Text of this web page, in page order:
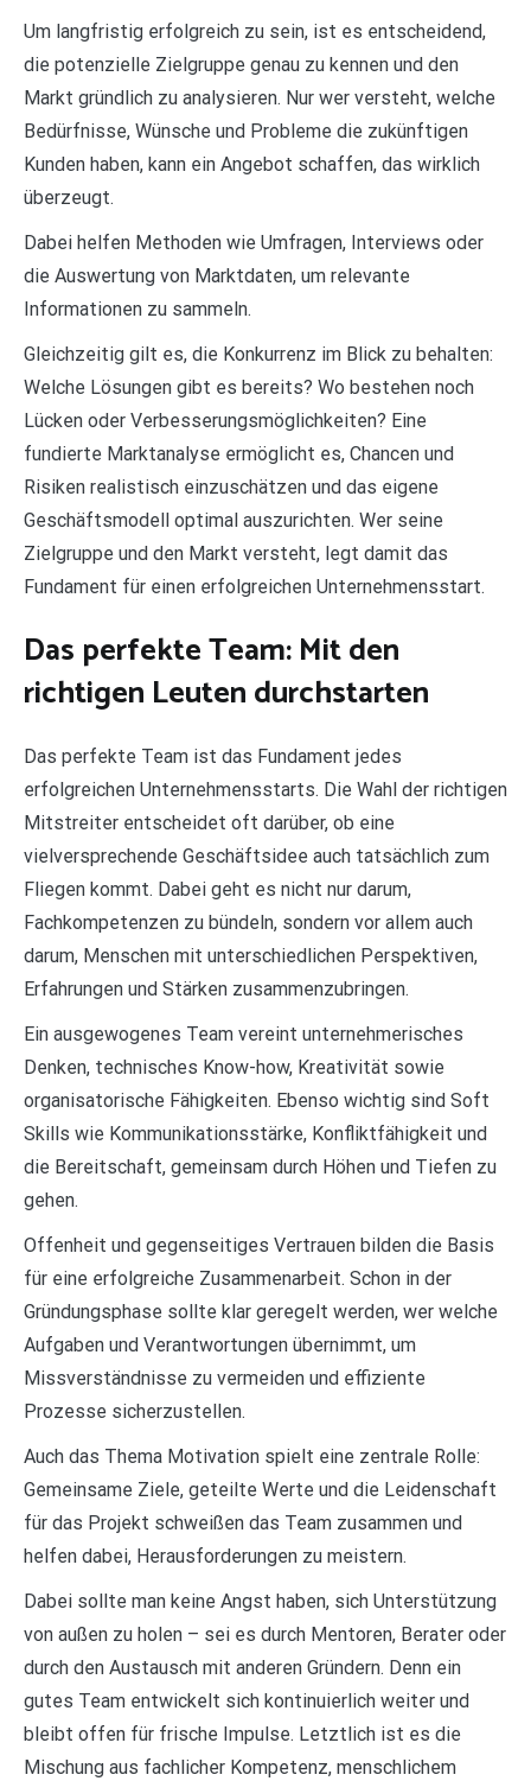
Um langfristig erfolgreich zu sein, ist es entscheidend,
die potenzielle Zielgruppe genau zu kennen und den
Markt gründlich zu analysieren. Nur wer versteht, welche
Bedürfnisse, Wünsche und Probleme die zukünftigen
Kunden haben, kann ein Angebot schaffen, das wirklich
überzeugt.
Dabei helfen Methoden wie Umfragen, Interviews oder
die Auswertung von Marktdaten, um relevante
Informationen zu sammeln.
Gleichzeitig gilt es, die Konkurrenz im Blick zu behalten:
Welche Lösungen gibt es bereits? Wo bestehen noch
Lücken oder Verbesserungsmöglichkeiten? Eine
fundierte Marktanalyse ermöglicht es, Chancen und
Risiken realistisch einzuschätzen und das eigene
Geschäftsmodell optimal auszurichten. Wer seine
Zielgruppe und den Markt versteht, legt damit das
Fundament für einen erfolgreichen Unternehmensstart.
Das perfekte Team: Mit den
richtigen Leuten durchstarten
Das perfekte Team ist das Fundament jedes
erfolgreichen Unternehmensstarts. Die Wahl der richtigen
Mitstreiter entscheidet oft darüber, ob eine
vielversprechende Geschäftsidee auch tatsächlich zum
Fliegen kommt. Dabei geht es nicht nur darum,
Fachkompetenzen zu bündeln, sondern vor allem auch
darum, Menschen mit unterschiedlichen Perspektiven,
Erfahrungen und Stärken zusammenzubringen.
Ein ausgewogenes Team vereint unternehmerisches
Denken, technisches Know-how, Kreativität sowie
organisatorische Fähigkeiten. Ebenso wichtig sind Soft
Skills wie Kommunikationsstärke, Konfliktfähigkeit und
die Bereitschaft, gemeinsam durch Höhen und Tiefen zu
gehen.
Offenheit und gegenseitiges Vertrauen bilden die Basis
für eine erfolgreiche Zusammenarbeit. Schon in der
Gründungsphase sollte klar geregelt werden, wer welche
Aufgaben und Verantwortungen übernimmt, um
Missverständnisse zu vermeiden und effiziente
Prozesse sicherzustellen.
Auch das Thema Motivation spielt eine zentrale Rolle:
Gemeinsame Ziele, geteilte Werte und die Leidenschaft
für das Projekt schweißen das Team zusammen und
helfen dabei, Herausforderungen zu meistern.
Dabei sollte man keine Angst haben, sich Unterstützung
von außen zu holen – sei es durch Mentoren, Berater oder
durch den Austausch mit anderen Gründern. Denn ein
gutes Team entwickelt sich kontinuierlich weiter und
bleibt offen für frische Impulse. Letztlich ist es die
Mischung aus fachlicher Kompetenz, menschlichem